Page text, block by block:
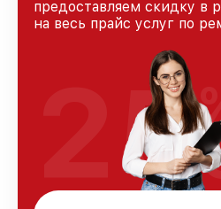
предоставляем скидку в
на весь прайс услуг по
25